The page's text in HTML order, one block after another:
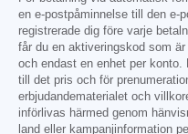
en e-postpåminnelse till den e-
registrerade dig före varje
får du en aktiveringskod som
och endast en enhet per
till det pris och för
erbjudandematerialet och
införlivas härmed genom
land eller kampanjinformation